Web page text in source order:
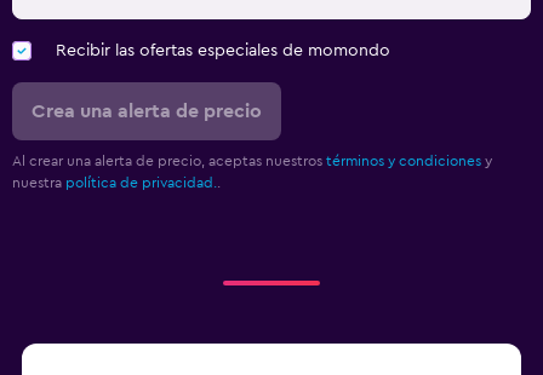
Recibir las ofertas especiales de momondo
Crea una alerta de precio
Al crear una alerta de precio, aceptas nuestros términos y condiciones y
nuestra política de privacidad.